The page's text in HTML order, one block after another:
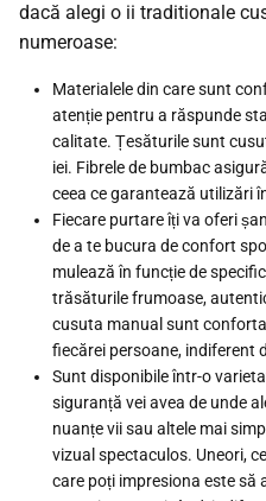
dacă alegi o ii traditionale
numeroase:
Materialele din care sunt
atenție pentru a răspunde
calitate. Țesăturile sunt
iei. Fibrele de bumbac
ceea ce garantează utilizări
Fiecare purtare îți va oferi
de a te bucura de confort
mulează în funcție de
trăsăturile frumoase,
cusuta manual sunt
fiecărei persoane, indiferent
Sunt disponibile într-o
siguranță vei avea de unde
nuanțe vii sau altele mai
vizual spectaculos. Uneori,
care poți impresiona este să